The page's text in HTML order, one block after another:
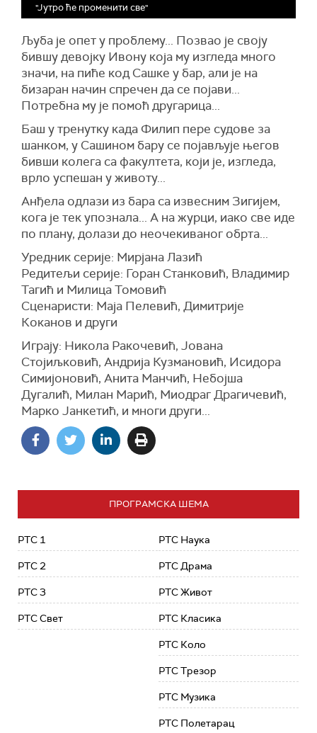
"Јутро ће променити све"
Љуба је опет у проблему... Позвао је своју
бившу девојку Ивону која му изгледа много
значи, на пиће код Сашке у бар, али је на
бизаран начин спречен да се појави...
Потребна му је помоћ другарица...
Баш у тренутку када Филип пере судове за
шанком, у Сашином бару се појављује његов
бивши колега са факултета, који је, изгледа,
врло успешан у животу...
Aнђела одлази из бара са извесним Зигијем,
кога је тек упознала... A на журци, иaкo све иде
по плану, долази до неочекиваног обрта...
Уредник серије: Мирјана Лазић
Редитељи серије: Горан Станковић, Владимир
Тагић и Милица Томовић
Сценаристи: Маја Пелевић, Димитрије
Коканов и други
Играју: Никола Ракочевић, Јована
Стојиљковић, Андрија Кузмановић, Исидора
Симијоновић, Анита Манчић, Небојша
Дугалић, Милан Марић, Миодраг Драгичевић,
Марко Јанкетић, и многи други...
ПРОГРАМСКА ШЕМА
РТС 1
РТС 2
РТС 3
РТС Свет
РТС Наука
РТС Драма
РТС Живот
РТС Класика
РТС Коло
РТС Трезор
РТС Музика
РТС Полетарац